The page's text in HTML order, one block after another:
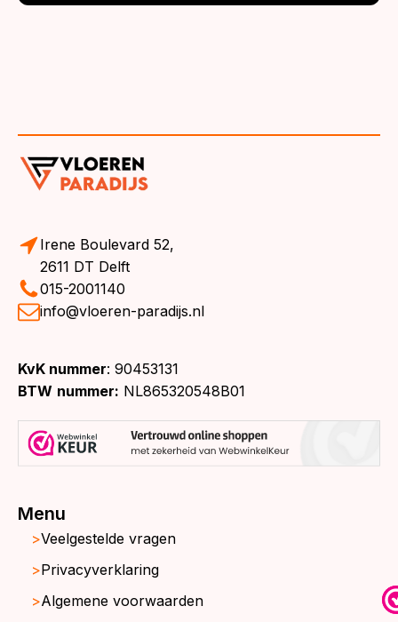
Irene Boulevard 52,
2611 DT Delft
015-2001140
info@vloeren-paradijs.nl
KvK nummer: 90453131
BTW nummer: NL865320548B01
Menu
Veelgestelde vragen
Privacyverklaring
Algemene voorwaarden